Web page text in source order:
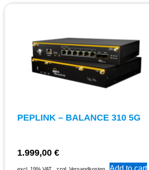
PEPLINK – BALANCE 310 5G
1.999,00 €